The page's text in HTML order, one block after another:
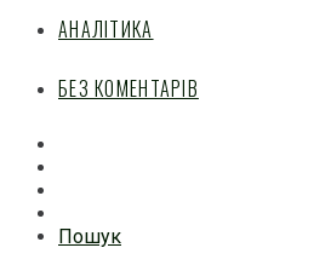
АНАЛІТИКА
БЕЗ КОМЕНТАРІВ
Пошук